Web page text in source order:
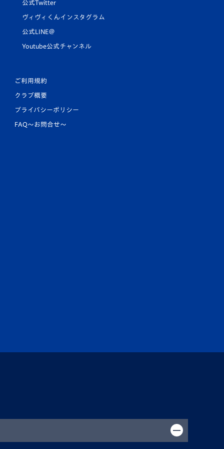
公式Twitter
ヴィヴィくんインスタグラム
公式LINE＠
Youtube公式チャンネル
ご利用規約
クラブ概要
プライバシーポリシー
FAQ〜お問合せ〜